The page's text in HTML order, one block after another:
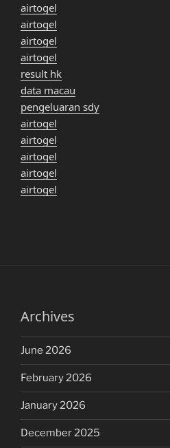
airtogel
airtogel
airtogel
airtogel
result hk
data macau
pengeluaran sdy
airtogel
airtogel
airtogel
airtogel
airtogel
Archives
June 2026
February 2026
January 2026
December 2025